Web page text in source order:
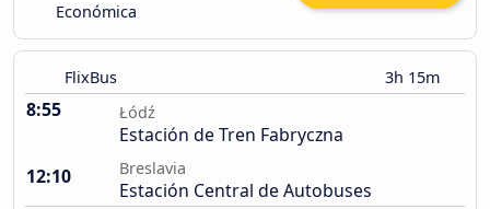
Económica
FlixBus 3h 15m
8:55 Łódź
Estación de Tren Fabryczna
12:10
Breslavia
Estación Central de Autobuses